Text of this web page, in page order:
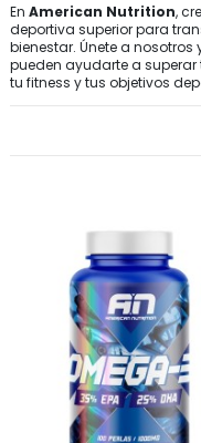
En American Nutrition,
deportiva superior para
bienestar. Únete a
pueden ayudarte a
tu fitness y tus objetivos